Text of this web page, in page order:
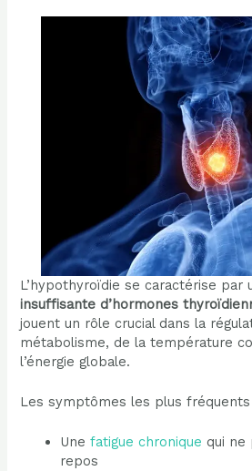
L’hypothyroïdie se caractérise par
insuffisante d’hormones
jouent un rôle crucial dans la
métabolisme, de la température
l’énergie globale.
Les symptômes les plus
Unefatigue chronique qui ne
repos